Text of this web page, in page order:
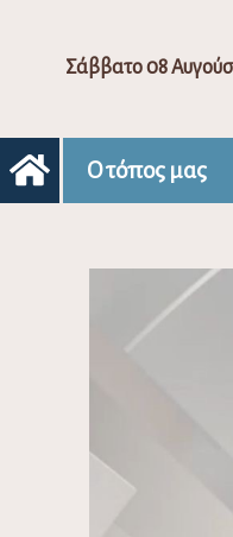
Σάββατο 08
Ο τόπος μας